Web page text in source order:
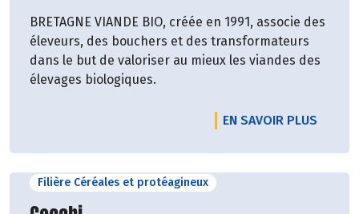
BRETAGNE VIANDE BIO, créée en 1991, associe des
éleveurs, des bouchers et des transformateurs
dans le but de valoriser au mieux les viandes des
élevages biologiques.
EN SAVOIR PLUS
Filière Céréales et protéagineux